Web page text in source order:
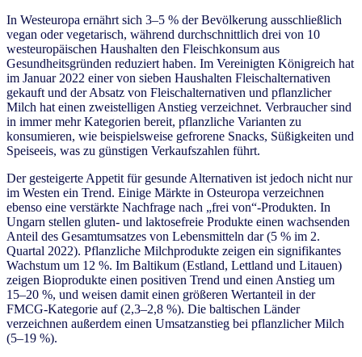
In Westeuropa ernährt sich 3–5 % der Bevölkerung ausschließlich
vegan oder vegetarisch, während durchschnittlich drei von 10
westeuropäischen Haushalten den Fleischkonsum aus
Gesundheitsgründen reduziert haben. Im Vereinigten Königreich hat
im Januar 2022 einer von sieben Haushalten Fleischalternativen
gekauft und der Absatz von Fleischalternativen und pflanzlicher
Milch hat einen zweistelligen Anstieg verzeichnet. Verbraucher sind
in immer mehr Kategorien bereit, pflanzliche Varianten zu
konsumieren, wie beispielsweise gefrorene Snacks, Süßigkeiten und
Speiseeis, was zu günstigen Verkaufszahlen führt.
Der gesteigerte Appetit für gesunde Alternativen ist jedoch nicht nur
im Westen ein Trend. Einige Märkte in Osteuropa verzeichnen
ebenso eine verstärkte Nachfrage nach „frei von“-Produkten. In
Ungarn stellen gluten- und laktosefreie Produkte einen wachsenden
Anteil des Gesamtumsatzes von Lebensmitteln dar (5 % im 2.
Quartal 2022). Pflanzliche Milchprodukte zeigen ein signifikantes
Wachstum um 12 %. Im Baltikum (Estland, Lettland und Litauen)
zeigen Bioprodukte einen positiven Trend und einen Anstieg um
15–20 %, und weisen damit einen größeren Wertanteil in der
FMCG-Kategorie auf (2,3–2,8 %). Die baltischen Länder
verzeichnen außerdem einen Umsatzanstieg bei pflanzlicher Milch
(5–19 %).